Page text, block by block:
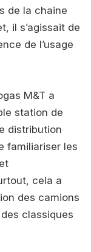
de la chaine
il s’agissait de
de l’usage
M&T a
station de
distribution
familiariser les
cela a
des camions
classiques